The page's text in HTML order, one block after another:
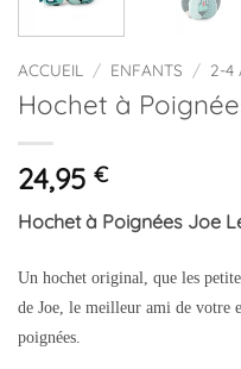
ACCUEIL / ENFANTS / 2-4
Hochet à
24,95 €
Hochet à Poignées Joe
Un hochet original, que les
de Joe, le meilleur ami de votre
poignées.